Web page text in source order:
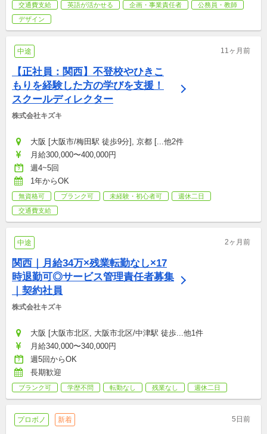
交通費支給 英語が活かせる 企画・事業責任者
公務員・教師
デザイン
中途 11ヶ月前
【正社員：関西】不登校やひきこ
もりを経験した方の学びを支援！
スクールディレクター
株式会社キズキ
大阪 [大阪市/梅田駅 徒歩9分], 京都 [...他2件
月給300,000〜400,000円
週4~5回
1年からOK
無資格可 ブランク可 未経験・初心者可
週休二日
交通費支給
中途 2ヶ月前
関西｜月給34万×残業転勤なし×17
時退勤可◎サービス管理責任者募集
｜契約社員
株式会社キズキ
大阪 [大阪市北区, 大阪市北区/中津駅 徒歩...他1件
月給340,000〜340,000円
週5回からOK
長期歓迎
ブランク可 学歴不問 転勤なし 残業なし 週休二日
プロボノ 新着 5日前